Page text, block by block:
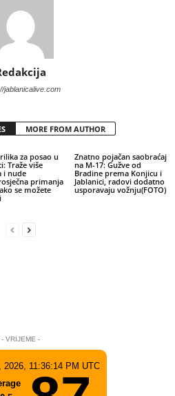
jablanicalive.com
MORE FROM AUTHOR
za posao u
Traže više
i nude
primanja
se možete
Znatno pojačan saobraćaj
na M-17: Gužve od
Bradine prema Konjicu i
Jablanici, radovi dodatno
usporavaju vožnju(FOTO)
- VRIJEME -
2026, 11:36:14 PM UTC